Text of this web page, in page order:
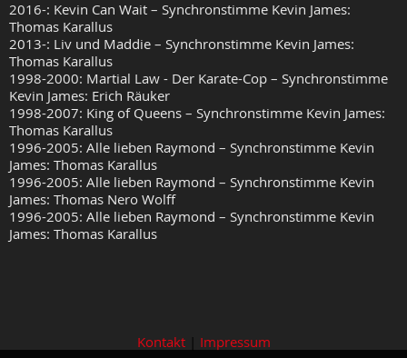
2016-: Kevin Can Wait – Synchronstimme Kevin James:
Thomas Karallus
2013-: Liv und Maddie – Synchronstimme Kevin James:
Thomas Karallus
1998-2000: Martial Law - Der Karate-Cop – Synchronstimme
Kevin James: Erich Räuker
1998-2007: King of Queens – Synchronstimme Kevin James:
Thomas Karallus
1996-2005: Alle lieben Raymond – Synchronstimme Kevin
James: Thomas Karallus
1996-2005: Alle lieben Raymond – Synchronstimme Kevin
James: Thomas Nero Wolff
1996-2005: Alle lieben Raymond – Synchronstimme Kevin
James: Thomas Karallus
Kontakt| Impressum